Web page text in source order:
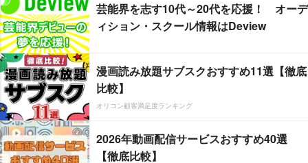
芸能界を志す10代～20代を応援！ オーデ
ィション・スクール情報はDeview
漫画読み放題サブスクおすすめ11選【徹底
比較】
オリコン顧客満足度ランキング
2026年動画配信サービスおすすめ40選
【徹底比較】